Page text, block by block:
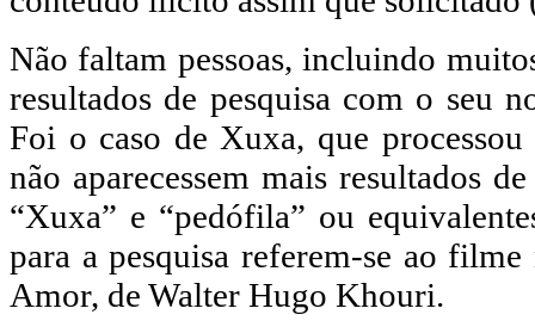
Não faltam pessoas, incluindo
resultados de pesquisa com o seu
Foi o caso de Xuxa, que
não aparecessem mais resultados
“Xuxa” e “pedófila” ou
para a pesquisa referem-se ao
Amor, de Walter Hugo Khouri.